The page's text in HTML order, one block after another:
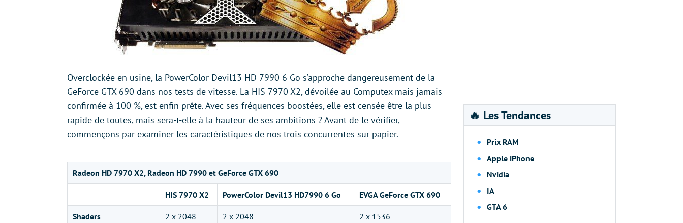
Overclockée en usine, la PowerColor Devil13 HD 7990 6 Go s’approche dangereusement de la
GeForce GTX 690 dans nos tests de vitesse. La HIS 7970 X2, dévoilée au Computex mais jamais
confirmée à 100 %, est enfin prête. Avec ses fréquences boostées, elle est censée être la plus
rapide de toutes, mais sera-t-elle à la hauteur de ses ambitions ? Avant de le vérifier,
commençons par examiner les caractéristiques de nos trois concurrentes sur papier.
Radeon HD 7970 X2, Radeon HD 7990 et GeForce GTX 690
HIS 7970 X2 PowerColor Devil13 HD7990 6 Go EVGA GeForce GTX 690
Shaders 2 x 2048 2 x 2048 2 x 1536
🔥 Les Tendances
Prix RAM
Apple iPhone
Nvidia
IA
GTA 6